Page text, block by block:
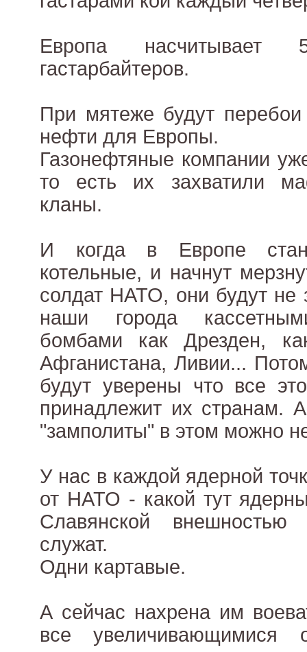
Европа
гастарбайтеров.
При мятеже будут
нефти для Европы.
Газонефтяные компании
то есть их захватили
кланы.
И когда в Европе
котельные, и начнут
солдат НАТО, они будут не
наши города
бомбами как Дрезден,
Афганистана, Ливии...
будут уверены что все
принадлежит их странам.
"замполиты" в этом можно
У нас в каждой ядерной
от НАТО - какой тут
Славянской
служат.
Одни картавые.
А сейчас нахрена им
все увеличивающимися